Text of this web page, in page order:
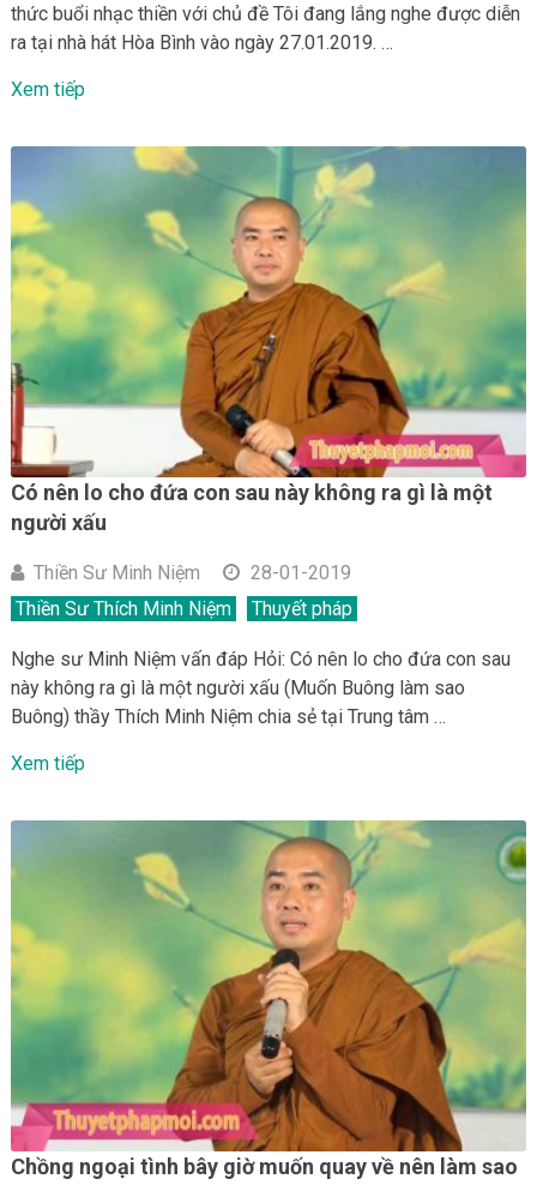
thức buổi nhạc thiền với chủ đề Tôi đang lắng nghe được diễn
ra tại nhà hát Hòa Bình vào ngày 27.01.2019. …
Xem tiếp
Có nên lo cho đứa con sau này không ra gì là một
người xấu
Thiền Sư Minh Niệm
28-01-2019
Thiền Sư Thích Minh Niệm
Thuyết pháp
Nghe sư Minh Niệm vấn đáp Hỏi: Có nên lo cho đứa con sau
này không ra gì là một người xấu (Muốn Buông làm sao
Buông) thầy Thích Minh Niệm chia sẻ tại Trung tâm …
Xem tiếp
Chồng ngoại tình bây giờ muốn quay về nên làm sao